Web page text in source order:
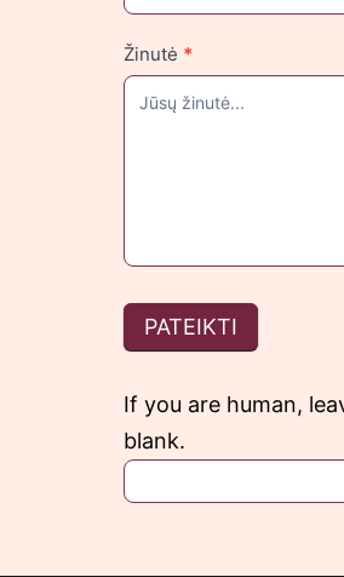
Žinutė *
PATEIKTI
If you are human,
blank.